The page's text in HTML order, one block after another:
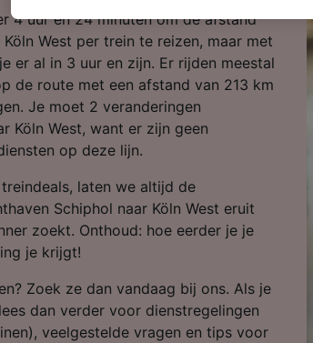
4 uur en 24 minuten om de afstand
West per trein te reizen, maar met
er al in 3 uur en zijn. Er rijden meestal
de route met een afstand van 213 km
Je moet 2 veranderingen
Köln West, want er zijn geen
op deze lijn.
laten we altijd de
Schiphol naar Köln West eruit
zoekt. Onthoud: hoe eerder je je
je krijgt!
Zoek ze dan vandaag bij ons. Als je
dan verder voor dienstregelingen
veelgestelde vragen en tips voor
elk moment wijzigen op de pagina
keuzes worden aan onze partners
op browsegegevens. Je gegevens
je ons hebt gevraagd om je niet te
Wij en onze partners verwerken
Precieze geolocatiegegevens
scannen ter identificatie. Informatie
openen. Gepersonaliseerde
contentmetingen,
Partnerlijst (derden)